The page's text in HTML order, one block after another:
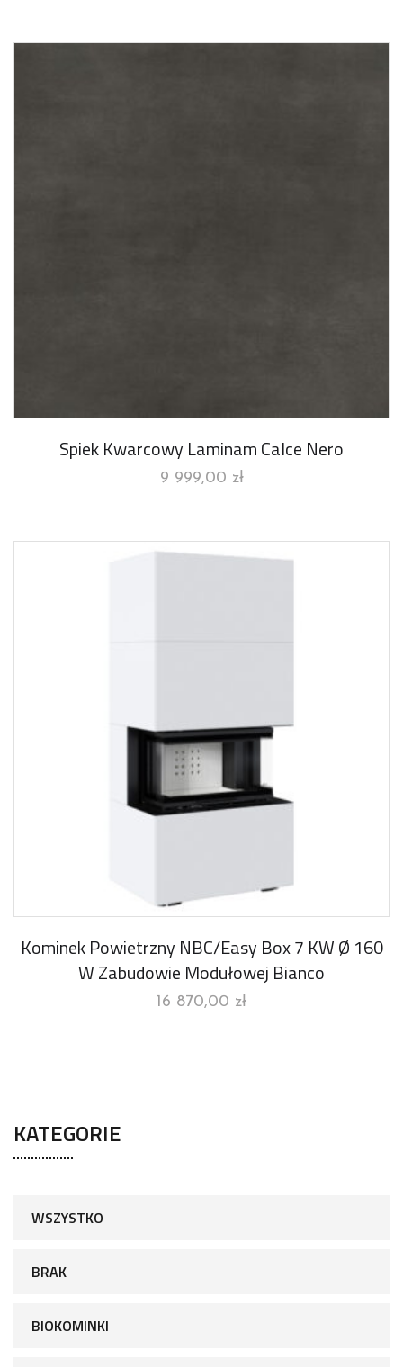
Spiek Kwarcowy Laminam Calce Nero
9 999,00 zł
Kominek Powietrzny NBC/Easy Box 7 KW Ø 160
W Zabudowie Modułowej Bianco
16 870,00 zł
KATEGORIE
WSZYSTKO
BRAK
BIOKOMINKI